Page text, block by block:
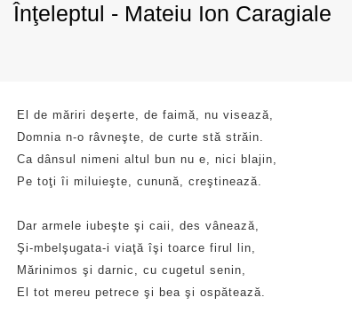
Înţeleptul - Mateiu Ion Caragiale
El de măriri deşerte, de faimă, nu visează,
Domnia n-o râvneşte, de curte stă străin.
Ca dânsul nimeni altul bun nu e, nici blajin,
Pe toţi îi miluieşte, cunună, creştinează.
Dar armele iubeşte şi caii, des vânează,
Şi-mbelşugata-i viaţă îşi toarce firul lin,
Mărinimos şi darnic, cu cugetul senin,
El tot mereu petrece şi bea şi ospătează.